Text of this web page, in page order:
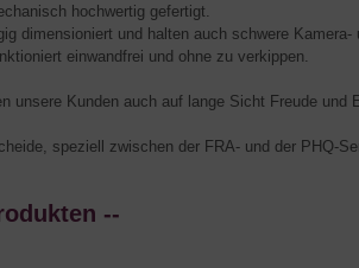
hochwertig gefertigt.
dimensioniert und halten auch schwere Kamera-
einwandfrei und ohne zu verkippen.
unsere Kunden auch auf lange Sicht Freude und
speziell zwischen der FRA- und der PHQ-
--